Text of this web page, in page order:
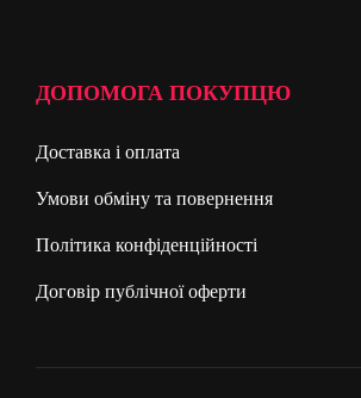
ДОПОМОГА ПОКУПЦЮ
Доставка і оплата
Умови обміну та повернення
Політика конфіденційності
Договір публічної оферти